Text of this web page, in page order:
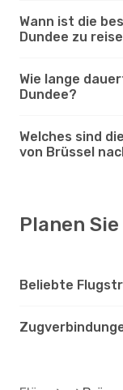
Wann ist die
Dundee zu
Wie lange
Dundee?
Welches sind
von Brüssel
Planen
Beliebte